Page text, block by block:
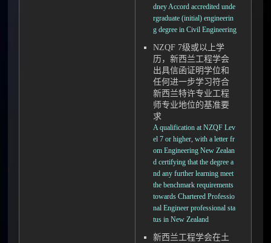
dney Accord accredited unde
rgraduate (initial) engineerin
g degree in Civil Engineering
NZQF 7级或以上学
历，新西兰工程学会
出具信函证明学位和
任何进一步学习符合
新西兰特许专业工程
师专业地位的基准要
求
A qualification at NZQF Lev
el 7 or higher, with a letter fr
om Engineering New Zealan
d certifying that the degree a
nd any further learning meet
the benchmark requirements
towards Chartered Professio
nal Engineer professional sta
tus in New Zealand
新西兰工程学会在土